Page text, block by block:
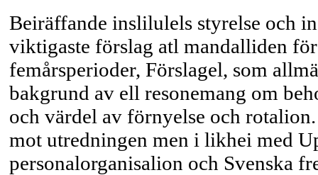
Beiräffande inslilulels styrelse och
viktigaste förslag atl mandalliden
femårsperioder, Förslagel, som
bakgrund av ell resonemang om
och värdel av förnyelse och
mot utredningen men i likhei med
personalorganisalion och Svenska